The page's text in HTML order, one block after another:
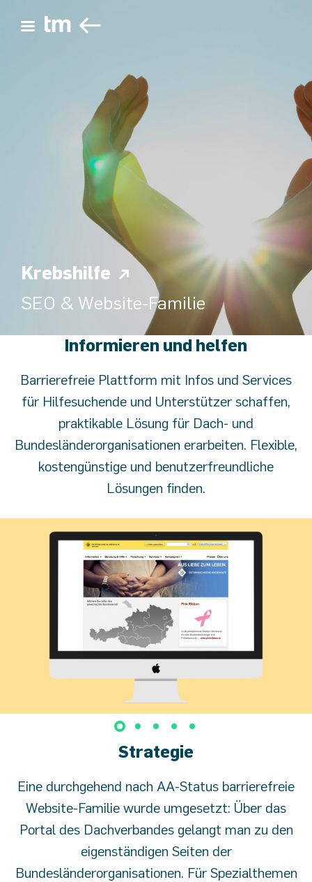
Hauptmenü öffnen
Krebshilfe
SEO & Website-Familie
Informieren und helfen
Barrierefreie Plattform mit Infos und Services
für Hilfesuchende und Unterstützer schaffen,
praktikable Lösung für Dach- und
Bundesländerorganisationen erarbeiten. Flexible,
kostengünstige und benutzerfreundliche
Lösungen finden.
Strategie
Eine durchgehend nach AA-Status barrierefreie
Website-Familie wurde umgesetzt: Über das
Portal des Dachverbandes gelangt man zu den
eigenständigen Seiten der
Bundesländerorganisationen. Für Spezialthemen